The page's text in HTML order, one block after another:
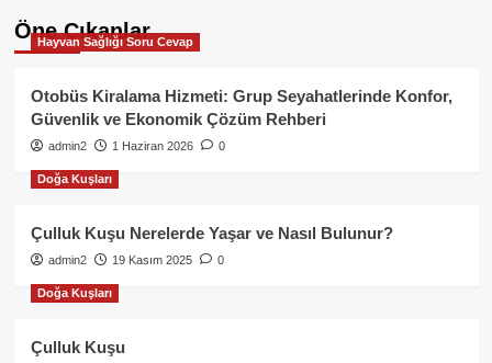
Öne Çıkanlar
Hayvan Sağlığı Soru Cevap
Otobüs Kiralama Hizmeti: Grup Seyahatlerinde Konfor,
Güvenlik ve Ekonomik Çözüm Rehberi
admin2 1 Haziran 2026 0
Doğa Kuşları
Çulluk Kuşu Nerelerde Yaşar ve Nasıl Bulunur?
admin2 19 Kasım 2025 0
Doğa Kuşları
Çulluk Kuşu